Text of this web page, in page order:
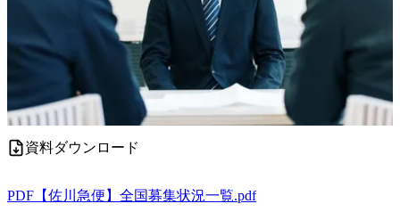
資料ダウンロード
PDF 【佐川急便】全国募集状況一覧.pdf